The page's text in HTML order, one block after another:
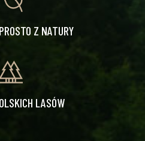
Z NATURY
LASÓW